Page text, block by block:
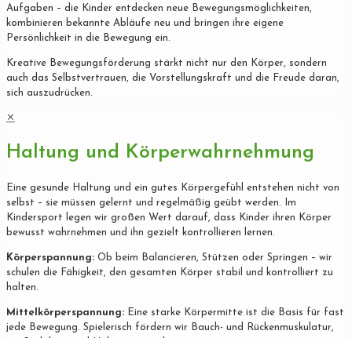
Aufgaben – die Kinder entdecken neue Bewegungsmöglichkeiten,
kombinieren bekannte Abläufe neu und bringen ihre eigene
Persönlichkeit in die Bewegung ein.
Kreative Bewegungsförderung stärkt nicht nur den Körper, sondern
auch das Selbstvertrauen, die Vorstellungskraft und die Freude daran,
sich auszudrücken.
✕
Haltung und Körperwahrnehmung
Eine gesunde Haltung und ein gutes Körpergefühl entstehen nicht von
selbst – sie müssen gelernt und regelmäßig geübt werden. Im
Kindersport legen wir großen Wert darauf, dass Kinder ihren Körper
bewusst wahrnehmen und ihn gezielt kontrollieren lernen.
Körperspannung: Ob beim Balancieren, Stützen oder Springen – wir
schulen die Fähigkeit, den gesamten Körper stabil und kontrolliert zu
halten.
Mittelkörperspannung: Eine starke Körpermitte ist die Basis für fast
jede Bewegung. Spielerisch fördern wir Bauch- und Rückenmuskulatur,